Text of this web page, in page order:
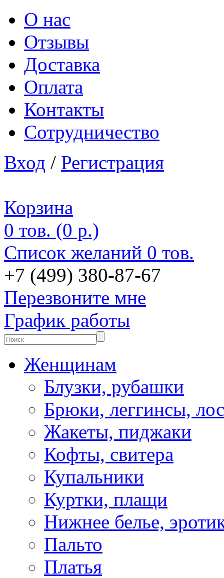
О нас
Отзывы
Доставка
Оплата
Контакты
Сотрудничество
Вход / Регистрация
Корзина
0 тов. (0 р.)
Список желаний 0 тов.
+7 (499) 380-87-67
Перезвоните мне
График работы
Женщинам
Блузки, рубашки
Брюки, леггинсы,
Жакеты, пиджаки
Кофты, свитера
Купальники
Куртки, плащи
Нижнее белье,
Пальто
Платья